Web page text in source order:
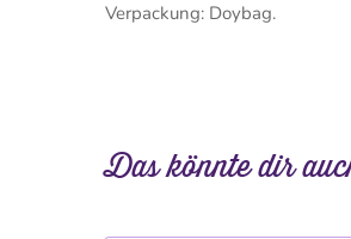
Verpackung: Doybag.
Das könnte dir